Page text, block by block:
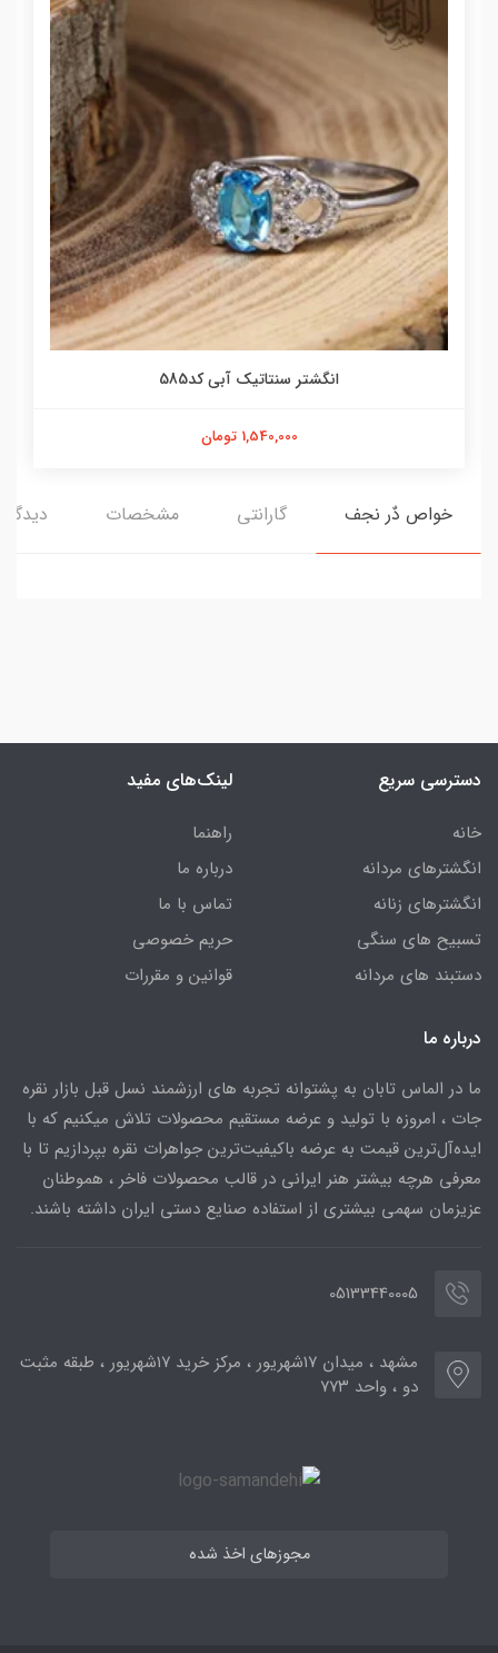
انگشتر سنتاتیک آبی کد585
1,540,000 تومان
خواص دٌر نجف گارانتی مشخصات
دسترسی سریع
خانه
انگشترهای مردانه
انگشترهای زنانه
تسبیح های سنگی
دستبند های مردانه
لینک‌های مفید
راهنما
درباره ما
تماس با ما
حریم خصوصی
قوانین و مقررات
درباره ما
ما در الماس تابان به پشتوانه تجربه های ارزشمند نسل قبل بازار نقره
جات ، امروزه با تولید و عرضه مستقیم محصولات تلاش میکنیم که با
ایده‌آل‌ترین قیمت به عرضه باکیفیت‌ترین جواهرات نقره بپردازیم تا با
معرفی هرچه بیشتر هنر ایرانی در قالب محصولات فاخر ، هموطنان
عزیزمان سهمی بیشتری از استفاده صنایع دستی ایران داشته باشند.
05133440005
مشهد ، میدان ۱۷شهریور ، مرکز خرید ۱۷شهریور ، طبقه مثبت
دو ، واحد ۷۷۳
مجوزهای اخذ شده